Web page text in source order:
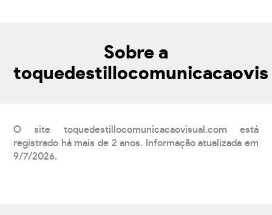
Sobre a
O site toquedestillocomunicacaovisual.com está
registrado há mais de 2 anos. Informação atualizada em
9/7/2026.